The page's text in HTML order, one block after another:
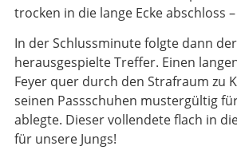
trocken in die lange Ecke abschloss –
In der Schlussminute folgte dann
herausgespielte Treffer. Einen
Feyer quer durch den Strafraum zu
seinen Passschuhen mustergültig
ablegte. Dieser vollendete flach in die
für unsere Jungs!